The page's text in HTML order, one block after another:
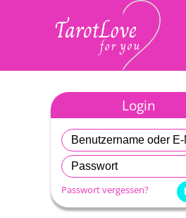
Login
Passwort vergessen?